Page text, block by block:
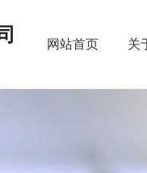
网站首页 关